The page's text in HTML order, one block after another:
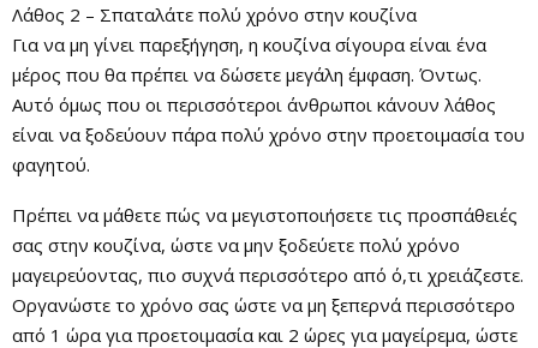
Λάθος 2 – Σπαταλάτε πολύ χρόνο στην κουζίνα
Για να μη γίνει παρεξήγηση, η κουζίνα σίγουρα είναι ένα
μέρος που θα πρέπει να δώσετε μεγάλη έμφαση. Όντως.
Αυτό όμως που οι περισσότεροι άνθρωποι κάνουν λάθος
είναι να ξοδεύουν πάρα πολύ χρόνο στην προετοιμασία του
φαγητού.
Πρέπει να μάθετε πώς να μεγιστοποιήσετε τις προσπάθειές
σας στην κουζίνα, ώστε να μην ξοδεύετε πολύ χρόνο
μαγειρεύοντας, πιο συχνά περισσότερο από ό,τι χρειάζεστε.
Οργανώστε το χρόνο σας ώστε να μη ξεπερνά περισσότερο
από 1 ώρα για προετοιμασία και 2 ώρες για μαγείρεμα, ώστε